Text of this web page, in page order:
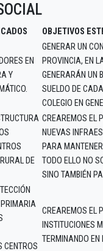
OBJETIVOS
EN
Y
GENERAR UN
PROVINCIA, EN
GENERARÁN UN
SUELDO DE
COLEGIO EN
DE
CREAREMOS EL
NUEVAS
PARA
TODO ELLO NO
SINO TAMBIÉN
PRIMARIA
CENTROS
CREAREMOS EL
INSTITUCIONES
TERMINANDO